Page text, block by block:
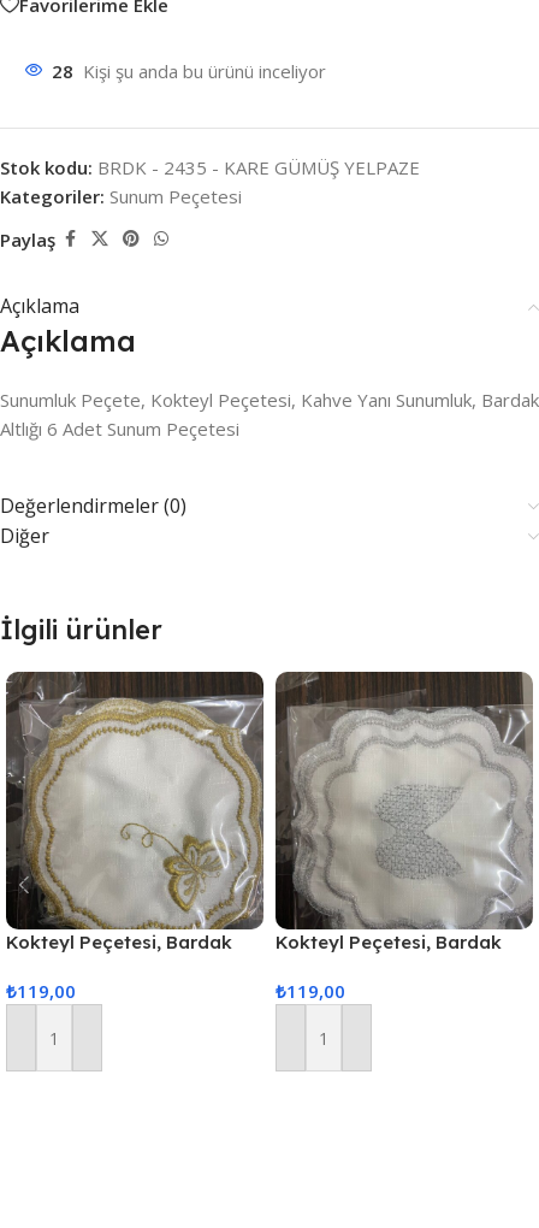
28 Kişi şu anda bu ürünü inceliyor
Stok kodu: BRDK - 2435 - KARE GÜMÜŞ YELPAZE
Kategoriler: Sunum Peçetesi
Paylaş
Açıklama
Açıklama
Sunumluk Peçete, Kokteyl Peçetesi, Kahve Yanı Sunumluk, Bardak
Altlığı 6 Adet Sunum Peçetesi
Değerlendirmeler (0)
Diğer
İlgili ürünler
Kokteyl Peçetesi, Bardak
Peçetesi Gold
₺119,00
Sepete Ekle
Kokteyl Peçetesi, Bardak
Peçetesi Gri
₺119,00
Sepete Ekle